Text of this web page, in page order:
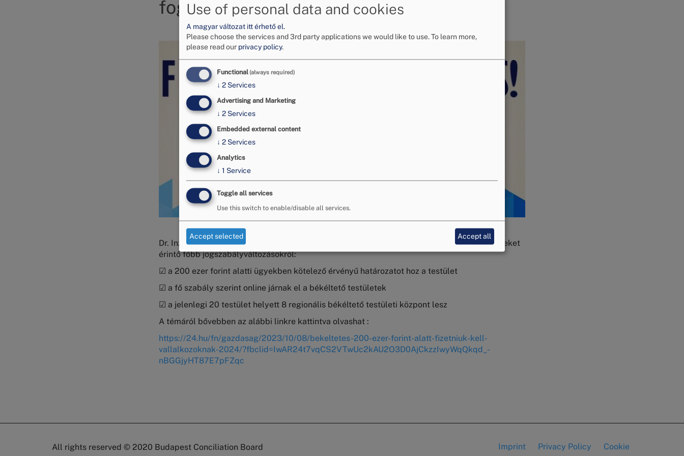
fogyasztóvédelmi törvény !
Dr. Inzelt Éva, a Budapesti Békéltető Testülete a
-nak nyilatkozott a békéltető testületeket
érintő főbb jogszabályváltozásokról:
☑ a 200 ezer forint alatti ügyekben kötelező érvényű határozatot hoz a testület
☑ a fő szabály szerint online járnak el a békéltető testületek
☑ a jelenlegi 20 testület helyett 8 regionális békéltető testületi központ lesz
A témáról bővebben az alábbi linkre kattintva olvashat :
https://24.hu/fn/gazdasag/2023/10/08/bekeltetes-200-ezer-forint-alatt-fizetniuk-kell-
vallalkozoknak-2024/?fbclid=IwAR24t7vqCS2VTwUc2kAU2O3D0AjCkzzIwyWqQkqd_-
nBGGjyHT87E7pFZqc
Imprint Privacy Policy Cookie
All rights reserved © 2020 Budapest Conciliation Board
Use of personal data and cookies
A magyar változat itt érhető el.
Please choose the services and 3rd party applications we would like to use.To learn more,
please read our privacy policy.
Functional(always required)
↓ 2 Services
Advertising and Marketing
↓ 2 Services
Embedded external content
↓ 2 Services
Analytics
↓ 1 Service
Toggle all services
Use this switch to enable/disable all services.
Accept selected Accept all